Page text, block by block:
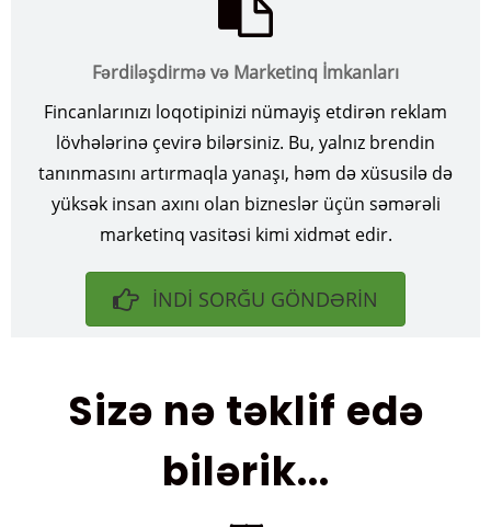
Fərdiləşdirmə və Marketinq İmkanları
Fincanlarınızı loqotipinizi nümayiş etdirən reklam
lövhələrinə çevirə bilərsiniz. Bu, yalnız brendin
tanınmasını artırmaqla yanaşı, həm də xüsusilə də
yüksək insan axını olan bizneslər üçün səmərəli
marketinq vasitəsi kimi xidmət edir.
İNDİ SORĞU GÖNDƏRİN
Sizə nə təklif edə
bilərik...